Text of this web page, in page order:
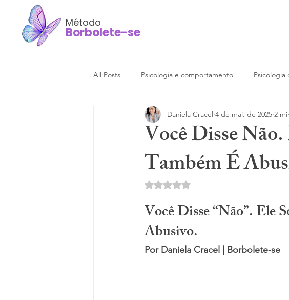
Método
Borbolete-se
All Posts Psicologia e comportamento Psicologia
Você Disse
Também É
Daniela Cracel 4 de mai. de 2025 2
Avaliado com NaN de 5 estrelas.
Você Disse “Não”. Ele
Abusivo.
Por Daniela Cracel | Borbolete-se